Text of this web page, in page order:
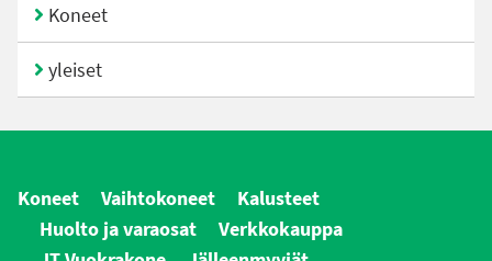
Koneet
yleiset
Koneet Vaihtokoneet
Kalusteet
Huolto ja varaosat
Verkkokauppa